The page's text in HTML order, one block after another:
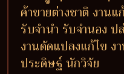
ค้าขายต่างชาติ งาน
รับจำนำ รับจำนอง ป
งานดัดแปลงแก้ไข
ประดิษฐ์ นักวิจัย